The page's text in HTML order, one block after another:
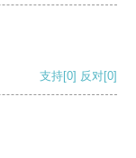
支持[0] 反对[0]